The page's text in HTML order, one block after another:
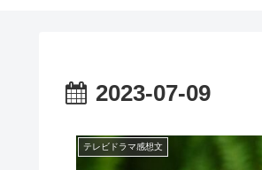
2023-07-09
テレビドラマ感想文